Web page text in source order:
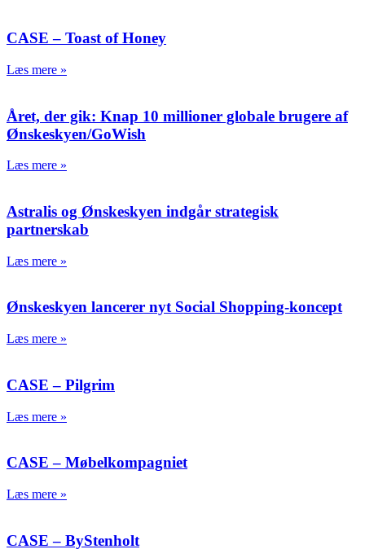
CASE – Toast of Honey
Læs mere »
Året, der gik: Knap 10 millioner globale brugere af
Ønskeskyen/GoWish
Læs mere »
Astralis og Ønskeskyen indgår strategisk
partnerskab
Læs mere »
Ønskeskyen lancerer nyt Social Shopping-koncept
Læs mere »
CASE – Pilgrim
Læs mere »
CASE – Møbelkompagniet
Læs mere »
CASE – ByStenholt